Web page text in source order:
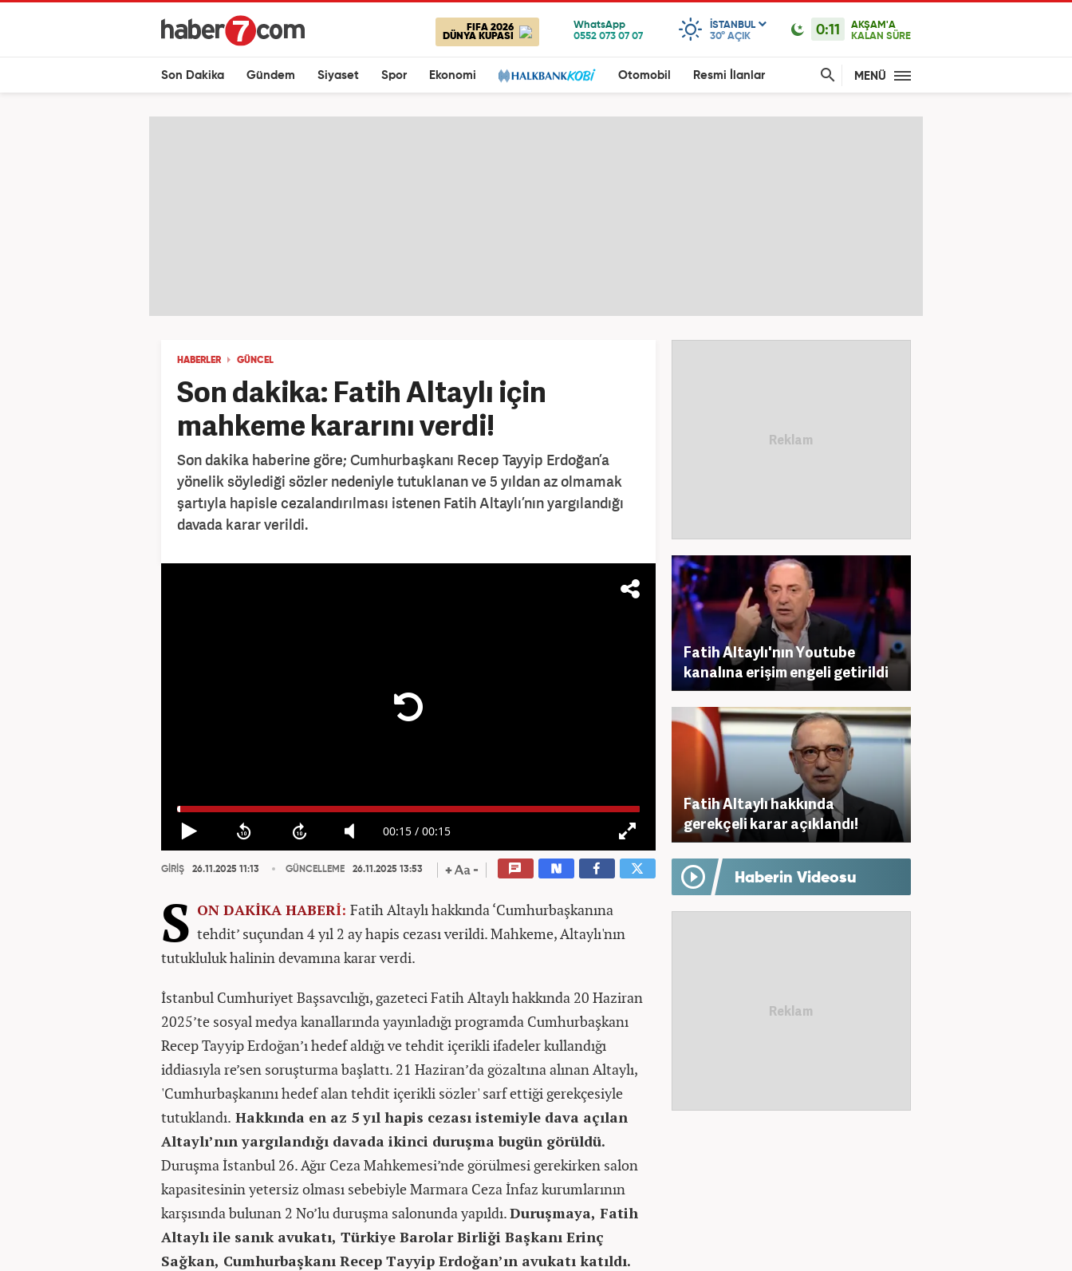
FIFA 2026
DÜNYA KUPASI
ISTANBUL
30° AÇIK 0:11
AKŞAM'A
KALAN SÜRE
Son Dakika Gündem Siyaset Spor Ekonomi Otomobil Resmi İlanlar MENÜ
HABERLER GÜNCEL
Son dakika: Fatih Altaylı için
mahkeme kararını verdi!
Son dakika haberine göre; Cumhurbaşkanı Recep Tayyip Erdoğan’a
yönelik söylediği sözler nedeniyle tutuklanan ve 5 yıldan az olmamak
şartıyla hapisle cezalandırılması istenen Fatih Altaylı’nın yargılandığı
davada karar verildi.
00:15 / 00:15
GİRİŞ 26.11.2025 11:13 GÜNCELLEME 26.11.2025 13:53
S ON DAKİKA HABERİ: Fatih Altaylı hakkında ‘Cumhurbaşkanına
tehdit’ suçundan 4 yıl 2 ay hapis cezası verildi. Mahkeme, Altaylı'nın
tutukluluk halinin devamına karar verdi.
İstanbul Cumhuriyet Başsavcılığı, gazeteci Fatih Altaylı hakkında 20 Haziran
2025’te sosyal medya kanallarında yayınladığı programda Cumhurbaşkanı
Recep Tayyip Erdoğan’ı hedef aldığı ve tehdit içerikli ifadeler kullandığı
iddiasıyla re’sen soruşturma başlattı. 21 Haziran’da gözaltına alınan Altaylı,
'Cumhurbaşkanını hedef alan tehdit içerikli sözler' sarf ettiği gerekçesiyle
tutuklandı. Hakkında en az 5 yıl hapis cezası istemiyle dava açılan
Altaylı’nın yargılandığı davada ikinci duruşma bugün görüldü.
Duruşma İstanbul 26. Ağır Ceza Mahkemesi’nde görülmesi gerekirken salon
kapasitesinin yetersiz olması sebebiyle Marmara Ceza İnfaz kurumlarının
karşısında bulunan 2 No’lu duruşma salonunda yapıldı.Duruşmaya, Fatih
Altaylı ile sanık avukatı, Türkiye Barolar Birliği Başkanı Erinç
Sağkan, Cumhurbaşkanı Recep Tayyip Erdoğan’ın avukatı katıldı.
Fatih Altaylı'nın Youtube
kanalına erişim engeli getirildi
Fatih Altaylı hakkında
gerekçeli karar açıklandı!
Haberin Videosu